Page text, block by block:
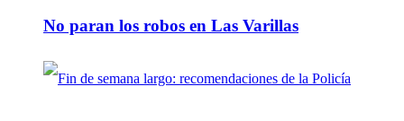
No paran los robos en Las Varillas